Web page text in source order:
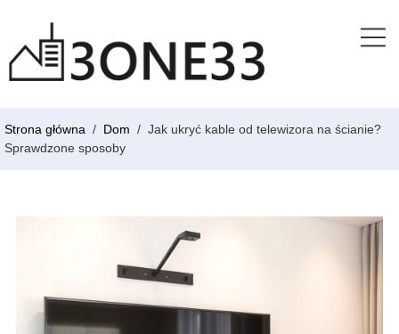
Strona główna / Dom / Jak ukryć kable od telewizora na ścianie?
Sprawdzone sposoby